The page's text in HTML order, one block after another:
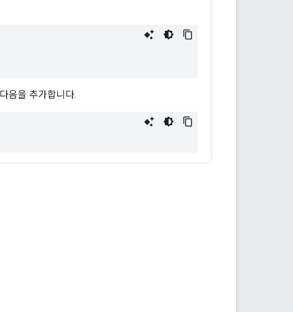
음을 추가합니다.